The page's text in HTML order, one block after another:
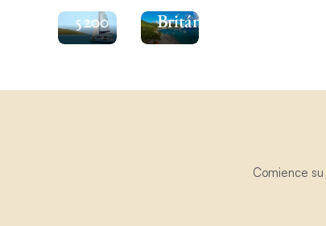
5200
Británicas
Comience